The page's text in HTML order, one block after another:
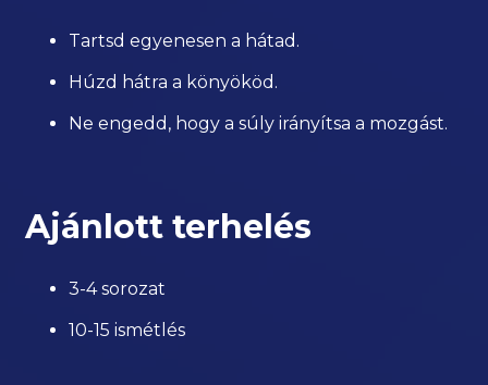
Tartsd egyenesen a hátad.
Húzd hátra a könyököd.
Ne engedd, hogy a súly irányítsa a mozgást.
Ajánlott terhelés
3-4 sorozat
10-15 ismétlés